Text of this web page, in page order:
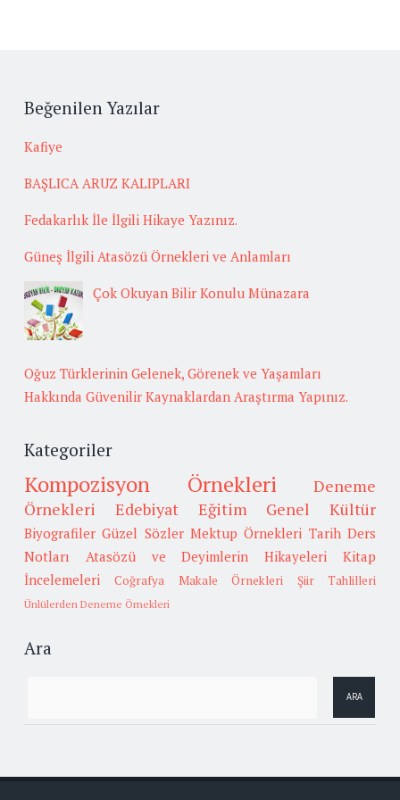
Beğenilen Yazılar
Kafiye
BAŞLICA ARUZ KALIPLARI
Fedakarlık İle İlgili Hikaye Yazınız.
Güneş İlgili Atasözü Örnekleri ve Anlamları
Çok Okuyan Bilir Konulu Münazara
Oğuz Türklerinin Gelenek, Görenek ve Yaşamları
Hakkında Güvenilir Kaynaklardan Araştırma Yapınız.
Kategoriler
Kompozisyon Örnekleri
Deneme
Örnekleri
Edebiyat Eğitim Genel Kültür
Biyografiler Güzel Sözler Mektup Örnekleri Tarih Ders
Notları
Atasözü ve Deyimlerin Hikayeleri
Kitap
İncelemeleri
Coğrafya Makale Örnekleri Şiir Tahlilleri
Ünlülerden Deneme Örnekleri
Ara